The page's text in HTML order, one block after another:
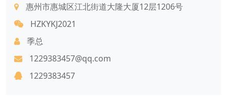
惠州市惠城区江北街道大隆大厦12层1206号
HZKYKJ2021
季总
1229383457@qq.com
1229383457